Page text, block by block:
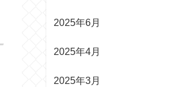
2025年6月
2025年4月
2025年3月